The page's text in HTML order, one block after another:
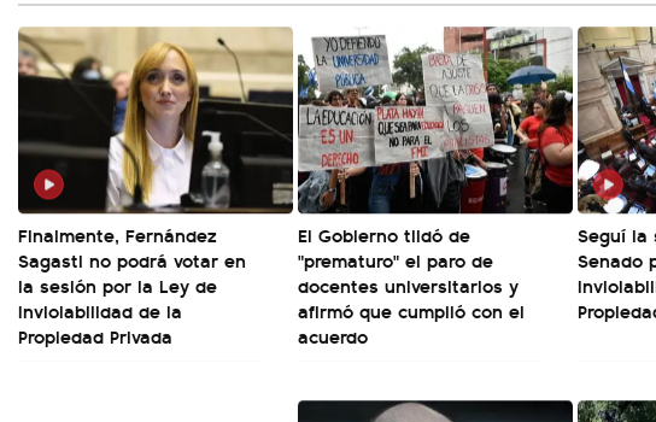
Finalmente, Fernández
Sagasti no podrá votar en
la sesión por la Ley de
Inviolabilidad de la
Propiedad Privada
El Gobierno tildó de
"prematuro" el paro de
docentes universitarios y
afirmó que cumplió con el
acuerdo
Seguí la
Senado
01:05
🗣️ "El Gobierno
Axel Kicillof,
Buenos Aires,
de
sociedad no